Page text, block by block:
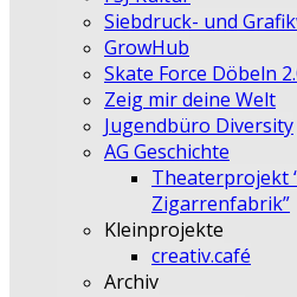
Siebdruck- und
GrowHub
Skate Force Döbeln
Zeig mir deine Welt
Jugendbüro Diversity
AG Geschichte
Theaterprojekt
Zigarrenfabrik”
Kleinprojekte
creativ.café
Archiv